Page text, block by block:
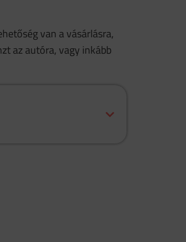
van a vásárlásra,
az autóra, vagy inkább